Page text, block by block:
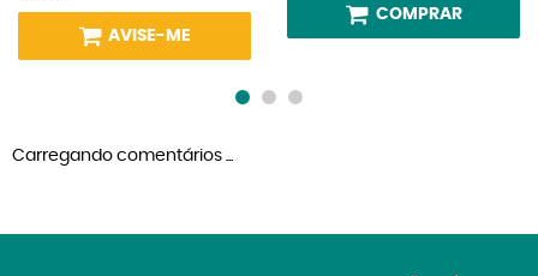
AVISE-ME
COMPRAR
Carregando comentários ...